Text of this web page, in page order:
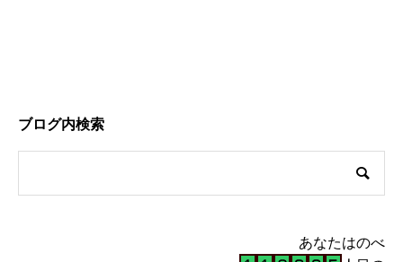
ブログ内検索
あなたはのべ